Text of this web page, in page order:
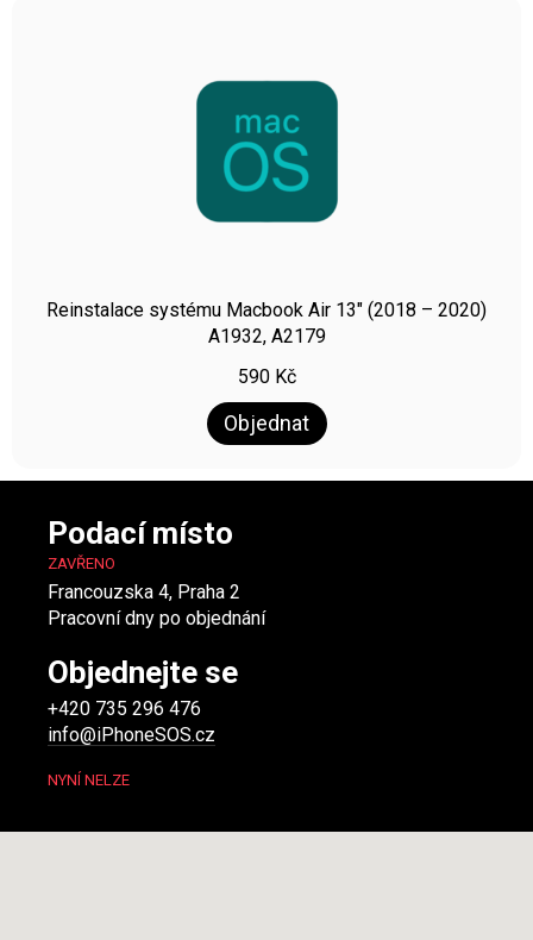
Reinstalace systému Macbook Air 13″ (2018 – 2020)
A1932, A2179
590 Kč
Objednat
Podací místo
ZAVŘENO
Francouzska 4, Praha 2
Pracovní dny po objednání
Objednejte se
+420 735 296 476
info@iPhoneSOS.cz
NYNÍ NELZE